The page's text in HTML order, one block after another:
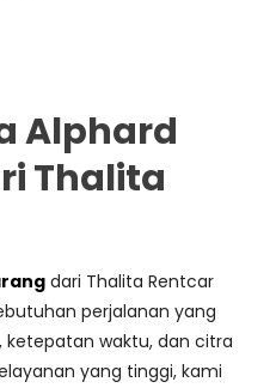
Alphard
Thalita
dari Thalita Rentcar
perjalanan yang
waktu, dan citra
yang tinggi, kami